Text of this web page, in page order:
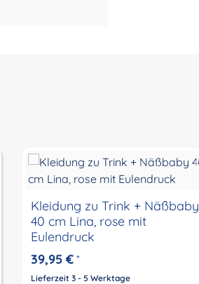
Kleidung zu Trink + Näßbaby
40 cm Lina, rose mit
Eulendruck
39,95 € *
Lieferzeit 3 - 5 Werktage